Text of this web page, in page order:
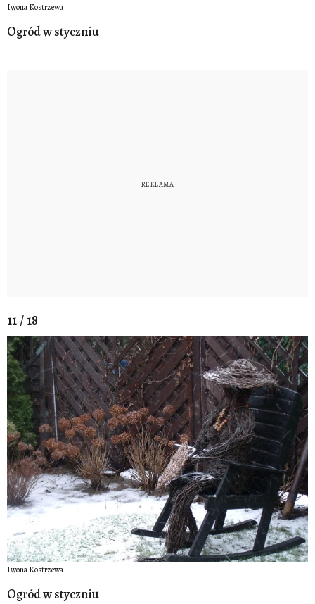
Iwona Kostrzewa
Ogród w styczniu
11 / 18
Iwona Kostrzewa
Ogród w styczniu